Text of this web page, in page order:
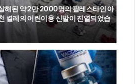
해된 약 2만 2000명의 팔레스타인 아
켤레의 어린이용 신발이 진열되었습